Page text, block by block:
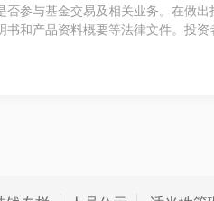
参与基金交易及相关业务。在做
和产品资料概要等法律文件。投